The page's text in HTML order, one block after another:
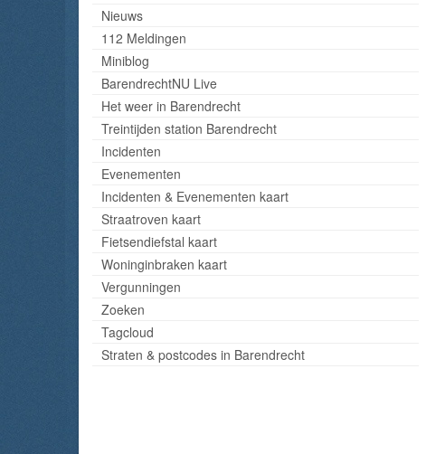
Nieuws
112 Meldingen
Miniblog
BarendrechtNU Live
Het weer in Barendrecht
Treintijden station Barendrecht
Incidenten
Evenementen
Incidenten & Evenementen kaart
Straatroven kaart
Fietsendiefstal kaart
Woninginbraken kaart
Vergunningen
Zoeken
Tagcloud
Straten & postcodes in Barendrecht